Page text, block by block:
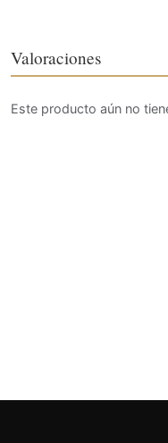
Valoraciones
Este producto aún no